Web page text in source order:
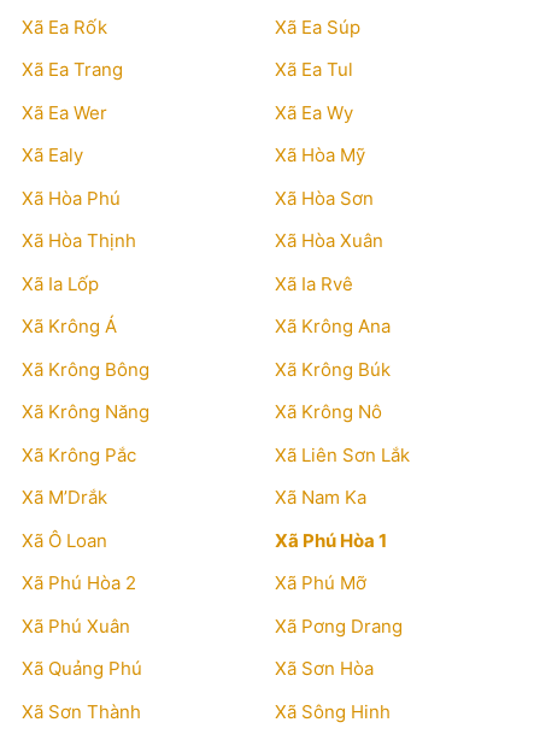
Xã Ea Rốk
Xã Ea Súp
Xã Ea Trang
Xã Ea Tul
Xã Ea Wer
Xã Ea Wy
Xã Ealy
Xã Hòa Mỹ
Xã Hòa Phú
Xã Hòa Sơn
Xã Hòa Thịnh
Xã Hòa Xuân
Xã Ia Lốp
Xã Ia Rvê
Xã Krông Á
Xã Krông Ana
Xã Krông Bông
Xã Krông Búk
Xã Krông Năng
Xã Krông Nô
Xã Krông Pắc
Xã Liên Sơn Lắk
Xã M’Drắk
Xã Nam Ka
Xã Ô Loan
Xã Phú Hòa 1
Xã Phú Hòa 2
Xã Phú Mỡ
Xã Phú Xuân
Xã Pơng Drang
Xã Quảng Phú
Xã Sơn Hòa
Xã Sơn Thành
Xã Sông Hinh